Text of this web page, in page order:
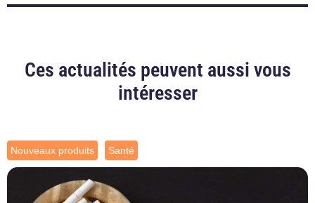
Ces actualités peuvent aussi vous
intéresser
Nouveaux produits Santé